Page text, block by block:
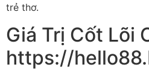
trẻ thơ.
Giá Trị Cốt Lõi
https://